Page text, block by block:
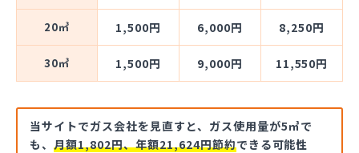
20㎥ 1,500円 6,000円 8,250円
30㎥ 1,500円 9,000円 11,550円
当サイトでガス会社を見直すと、ガス使用量が5㎥で
も、 月額1,802円、年額21,624円節約できる可能性